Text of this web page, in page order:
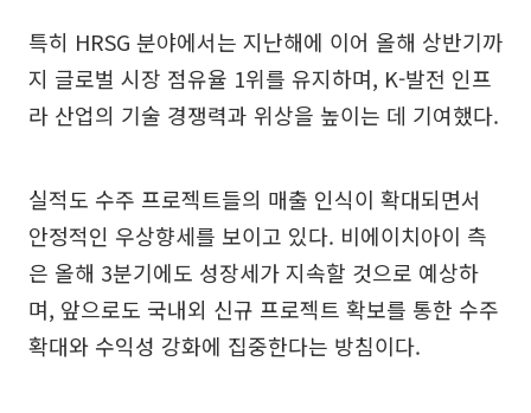
특히 HRSG 분야에서는 지난해에 이어 올해 상반기까
지 글로벌 시장 점유율 1위를 유지하며, K-발전 인프
라 산업의 기술 경쟁력과 위상을 높이는 데 기여했다.
실적도 수주 프로젝트들의 매출 인식이 확대되면서
안정적인 우상향세를 보이고 있다. 비에이치아이 측
은 올해 3분기에도 성장세가 지속할 것으로 예상하
며, 앞으로도 국내외 신규 프로젝트 확보를 통한 수주
확대와 수익성 강화에 집중한다는 방침이다.